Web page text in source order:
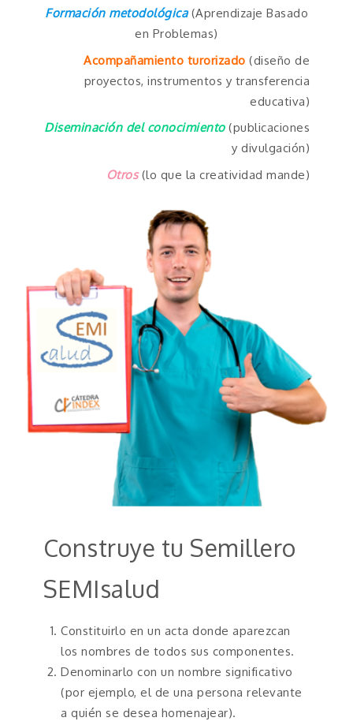
Formación metodológica (Aprendizaje Basado
en Problemas)
Acompañamiento turorizado (diseño de
proyectos, instrumentos y transferencia
educativa)
Diseminación del conocimiento (publicaciones
y divulgación)
Otros(lo que la creatividad mande)
Construye tu Semillero
SEMIsalud
Constituirlo en un acta donde aparezcan
los nombres de todos sus componentes.
Denominarlo con un nombre significativo
(por ejemplo, el de una persona relevante
a quién se desea homenajear).